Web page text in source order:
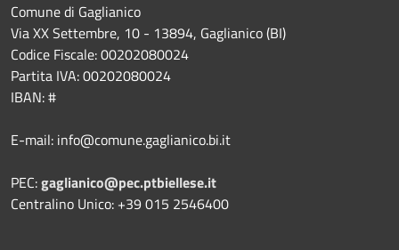
Comune di Gaglianico
Via XX Settembre, 10 - 13894, Gaglianico (BI)
Codice Fiscale: 00202080024
Partita IVA: 00202080024
IBAN: #
E-mail: info@comune.gaglianico.bi.it
PEC:gaglianico@pec.ptbiellese.it
Centralino Unico: +39 015 2546400